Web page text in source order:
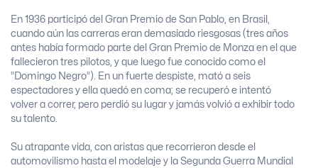
En 1936 participó del Gran Premio de San Pablo, en Brasil,
cuando aún las carreras eran demasiado riesgosas (tres años
antes había formado parte del Gran Premio de Monza en el que
fallecieron tres pilotos, y que luego fue conocido como el
“Domingo Negro”). En un fuerte despiste, mató a seis
espectadores y ella quedó en coma; se recuperó e intentó
volver a correr, pero perdió su lugar y jamás volvió a exhibir todo
su talento.
Su atrapante vida, con aristas que recorrieron desde el
automovilismo hasta el modelaje y la Segunda Guerra Mundial